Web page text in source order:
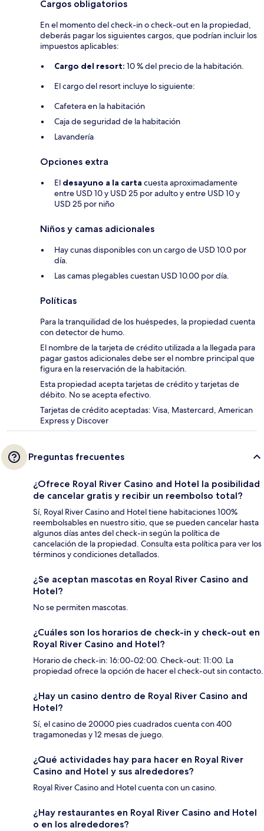
Cargos obligatorios
En el momento del check-in o check-out en la propiedad,
deberás pagar los siguientes cargos, que podrían incluir los
impuestos aplicables:
Cargo del resort: 10 % del precio de la habitación.
El cargo del resort incluye lo siguiente:
Cafetera en la habitación
Caja de seguridad de la habitación
Lavandería
Opciones extra
El desayuno a la carta cuesta aproximadamente
entre USD 10 y USD 25 por adulto y entre USD 10 y
USD 25 por niño
Niños y camas adicionales
Hay cunas disponibles con un cargo de USD 10.0 por
día.
Las camas plegables cuestan USD 10.00 por día.
Políticas
Para la tranquilidad de los huéspedes, la propiedad cuenta
con detector de humo.
El nombre de la tarjeta de crédito utilizada a la llegada para
pagar gastos adicionales debe ser el nombre principal que
figura en la reservación de la habitación.
Esta propiedad acepta tarjetas de crédito y tarjetas de
débito. No se acepta efectivo.
Tarjetas de crédito aceptadas: Visa, Mastercard, American
Express y Discover
Preguntas frecuentes
¿Ofrece Royal River Casino and Hotel la posibilidad
de cancelar gratis y recibir un reembolso total?
Sí, Royal River Casino and Hotel tiene habitaciones 100%
reembolsables en nuestro sitio, que se pueden cancelar hasta
algunos días antes del check-in según la política de
cancelación de la propiedad. Consulta esta política para ver los
términos y condiciones detallados.
¿Se aceptan mascotas en Royal River Casino and
Hotel?
No se permiten mascotas.
¿Cuáles son los horarios de check-in y check-out en
Royal River Casino and Hotel?
Horario de check-in: 16:00-02:00. Check-out: 11:00. La
propiedad ofrece la opción de hacer el check-out sin contacto.
¿Hay un casino dentro de Royal River Casino and
Hotel?
Sí, el casino de 20000 pies cuadrados cuenta con 400
tragamonedas y 12 mesas de juego.
¿Qué actividades hay para hacer en Royal River
Casino and Hotel y sus alrededores?
Royal River Casino and Hotel cuenta con un casino.
¿Hay restaurantes en Royal River Casino and Hotel
o en los alrededores?